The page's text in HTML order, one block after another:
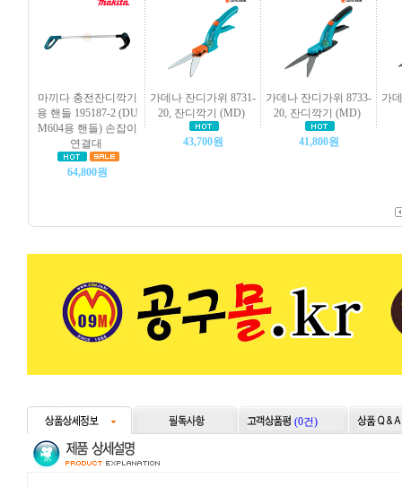
마끼다 충전잔디깍기
용 핸들 195187-2 (DU
M604용 핸들) 손잡이
연결대
64,800원
가데나 잔디가위 8731-
20, 잔디깍기 (MD)
43,700원
가데나 잔디가위 8733-
20, 잔디깍기 (MD)
41,800원
가
(0건)